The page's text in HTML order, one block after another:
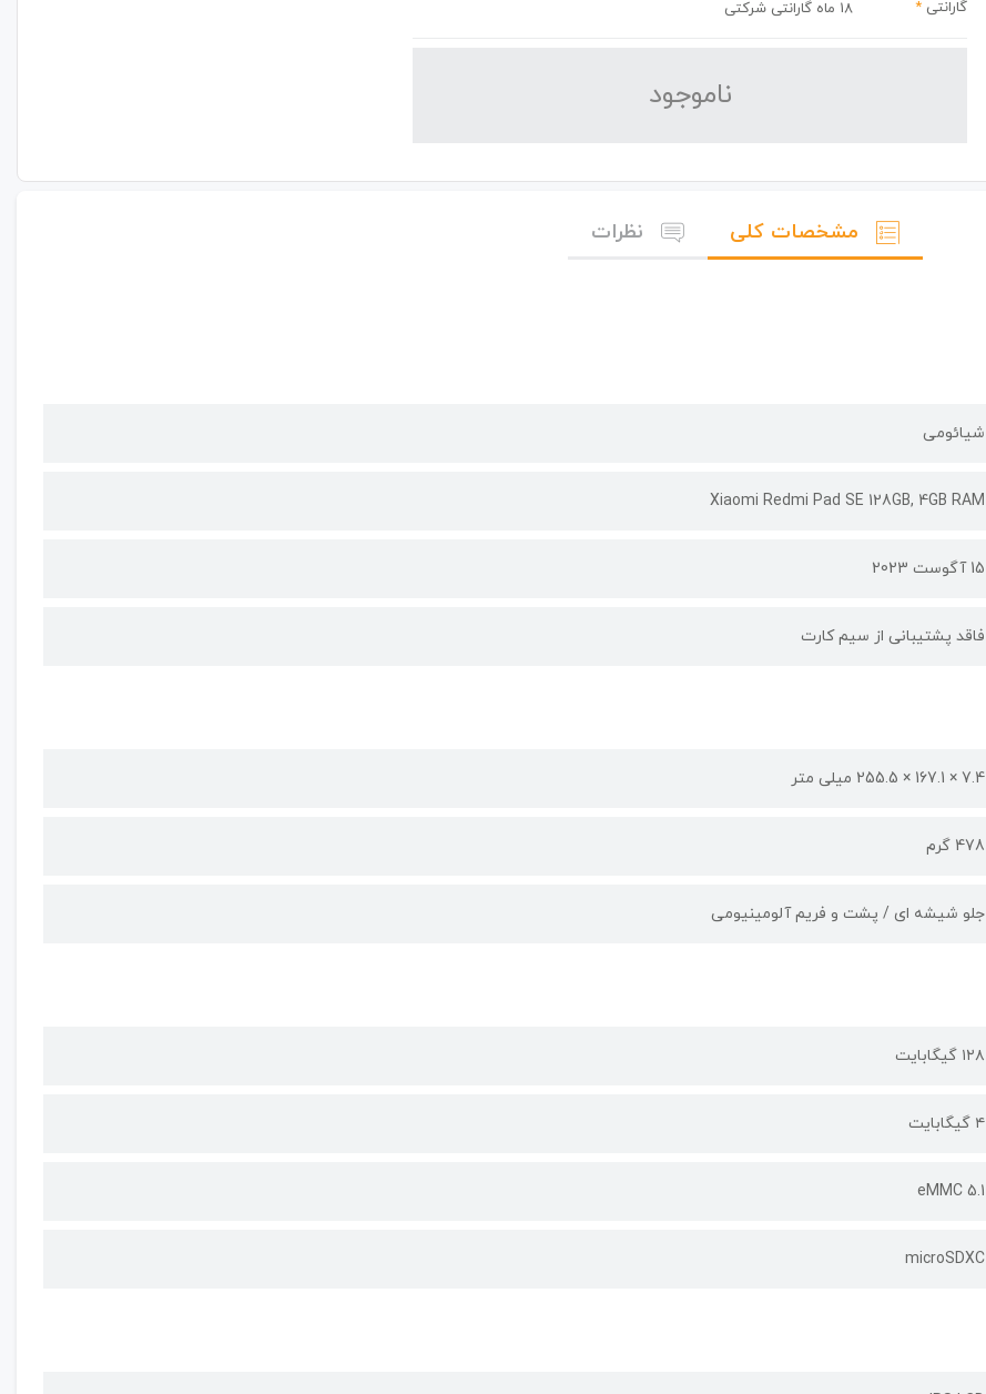
گارانتی * 18 ماه گارانتی شرکتی
نا‌موجود
مشخصات کلی نظرات
شیائومی
Xiaomi Redmi Pad SE 128GB, 4GB RAM
15 آگوست 2023
فاقد پشتیبانی از سیم کارت
7.4 × 167.1 × 255.5 میلی متر
478 گرم
جلو شیشه ای / پشت و فریم آلومینیومی
۱۲۸ گیگابایت
۴ گیگابایت
eMMC 5.1
microSDXC